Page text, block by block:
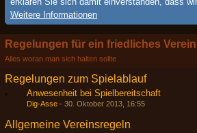
Weitere Informationen
Regelungen für ein friedliches
Alles woran man sich halten sollte
Regelungen zum Spielablauf
Anwesenheit bei Spielbereitschaft
Dig-Asse - 30. Oktober 2013, 16:55
Allgemeine Vereinsregeln